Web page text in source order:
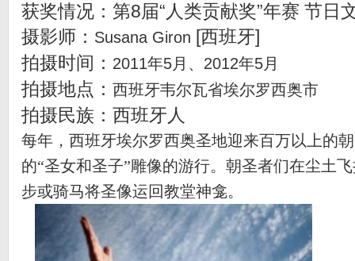
获奖情况：第8届“人类贡献奖”年赛 节日
摄影师： Susana Giron [西班牙]
拍摄时间： 2011年5月、 2012年5月
拍摄地点： 西班牙韦尔瓦省埃尔罗西奥市
拍摄民族：西班牙人
每年，西班牙埃尔罗西奥圣地迎来百万以上的
的“圣女和圣子”雕像的游行。朝圣者们在尘土
步或骑马将圣像运回教堂神龛。